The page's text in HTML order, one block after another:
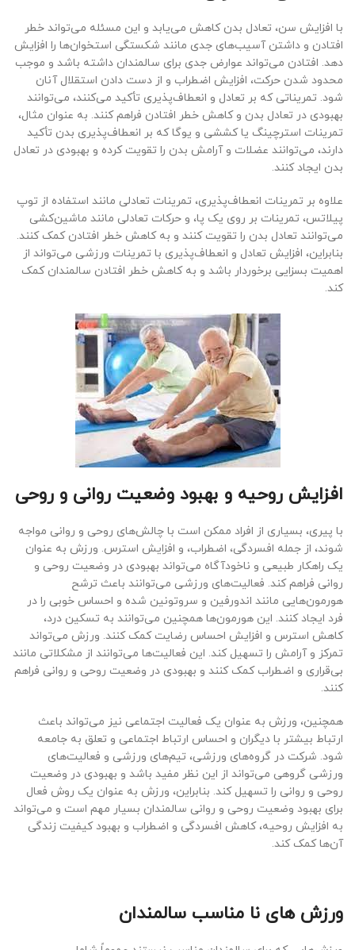
با افزایش سن، تعادل بدن کاهش می‌یابد و این مسئله می‌تواند خطر
افتادن و داشتن آسیب‌های جدی مانند شکستگی استخوان‌ها را افزایش
دهد. افتادن می‌تواند عوارض جدی برای سالمندان داشته باشد و موجب
محدود شدن حرکت، افزایش اضطراب و از دست دادن استقلال آنان
شود. تمریناتی که بر تعادل و انعطاف‌پذیری تأکید می‌کنند، می‌توانند
بهبودی در تعادل بدن و کاهش خطر افتادن فراهم کنند. به عنوان مثال،
تمرینات استرچینگ یا کششی و یوگا که بر انعطاف‌پذیری بدن تأکید
دارند، می‌توانند عضلات و آرامش بدن را تقویت کرده و بهبودی در تعادل
بدن ایجاد کنند.
علاوه بر تمرینات انعطاف‌پذیری، تمرینات تعادلی مانند استفاده از توپ
پیلاتس، تمرینات بر روی یک پا، و حرکات تعادلی مانند ماشین‌کشی
می‌توانند تعادل بدن را تقویت کنند و به کاهش خطر افتادن کمک کنند.
بنابراین، افزایش تعادل و انعطاف‌پذیری با تمرینات ورزشی می‌تواند از
اهمیت بسزایی برخوردار باشد و به کاهش خطر افتادن سالمندان کمک
کند.
افزایش روحیه و بهبود وضعیت روانی و روحی
با پیری، بسیاری از افراد ممکن است با چالش‌های روحی و روانی مواجه
شوند، از جمله افسردگی، اضطراب، و افزایش استرس. ورزش به عنوان
یک راهکار طبیعی و ناخودآگاه می‌تواند بهبودی در وضعیت روحی و
روانی فراهم کند. فعالیت‌های ورزشی می‌توانند باعث ترشح
هورمون‌هایی مانند اندورفین و سروتونین شده و احساس خوبی را در
فرد ایجاد کنند. این هورمون‌ها همچنین می‌توانند به تسکین درد،
کاهش استرس و افزایش احساس رضایت کمک کنند. ورزش می‌تواند
تمرکز و آرامش را تسهیل کند. این فعالیت‌ها می‌توانند از مشکلاتی مانند
بی‌قراری و اضطراب کمک کنند و بهبودی در وضعیت روحی و روانی فراهم
کنند.
همچنین، ورزش به عنوان یک فعالیت اجتماعی نیز می‌تواند باعث
ارتباط بیشتر با دیگران و احساس ارتباط اجتماعی و تعلق به جامعه
شود. شرکت در گروه‌های ورزشی، تیم‌های ورزشی و فعالیت‌های
ورزشی گروهی می‌تواند از این نظر مفید باشد و بهبودی در وضعیت
روحی و روانی را تسهیل کند. بنابراین، ورزش به عنوان یک روش فعال
برای بهبود وضعیت روحی و روانی سالمندان بسیار مهم است و می‌تواند
به افزایش روحیه، کاهش افسردگی و اضطراب و بهبود کیفیت زندگی
آن‌ها کمک کند.
ورزش های نا مناسب سالمندان